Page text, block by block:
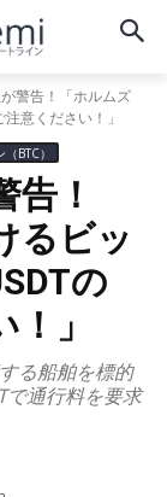
警告！「ホルムズ
意ください！」
BTC）
！
るビッ
の
」
る船舶を標的
で通行料を要求